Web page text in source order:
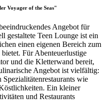
Voyager of the Seas"
Angebot für
gestaltete Teen Lounge ist ein
einen eigenen Bereich zum
Für Abenteuerlustige
und die Kletterwand bereit,
Angebot ist vielfältig:
wie
Ein kleiner
und Restaurants